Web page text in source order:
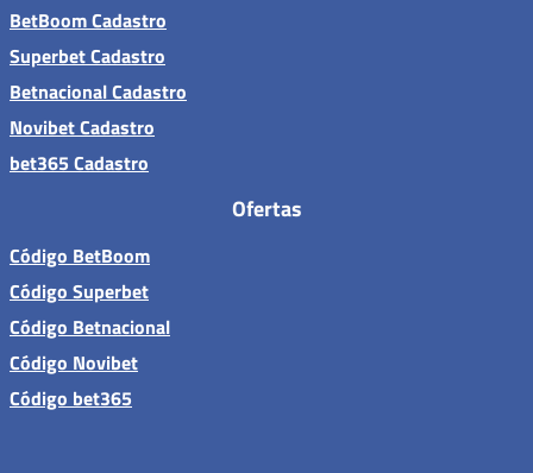
BetBoom Cadastro
Superbet Cadastro
Betnacional Cadastro
Novibet Cadastro
bet365 Cadastro
Ofertas
Código BetBoom
Código Superbet
Código Betnacional
Código Novibet
Código bet365